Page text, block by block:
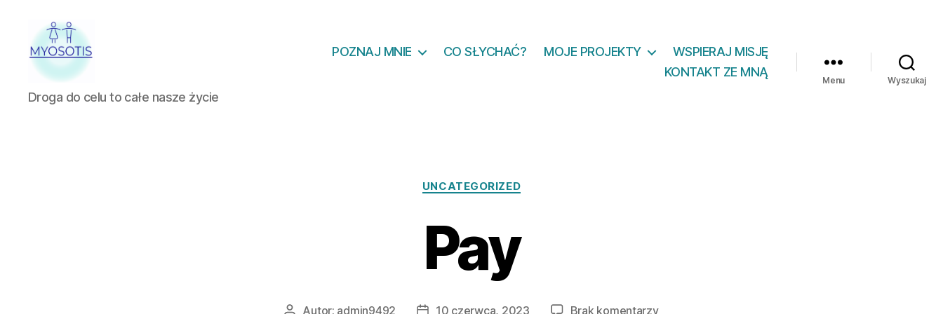
FUNDACJA
OBRONY
Droga do celu to całe nasze życie
POZNAJ MNIE CO SŁYCHAĆ? MOJE PROJEKTY
WSPIERAJ MISJĘ
KONTAKT ZE MNĄ
Menu Wyszukaj
Kategorie
UNCATEGORIZED
Pay
Autor: admin9492 10 czerwca, 2023 Brak komentarzydo